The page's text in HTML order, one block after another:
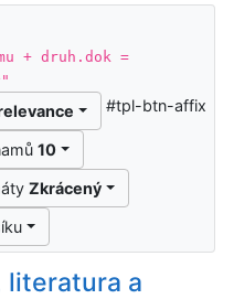
+ druh.dok =
10
Zkrácený
#tpl-btn-affix
literatura a